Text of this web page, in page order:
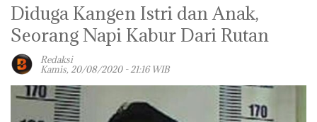
Diduga Kangen Istri dan Anak,
Seorang Napi Kabur Dari Rutan
Redaksi
Kamis, 20/08/2020 - 21:16 WIB